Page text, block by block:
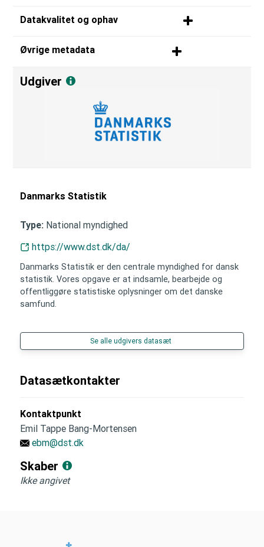
Datakvalitet og ophav
Øvrige metadata
Udgiver
Danmarks Statistik
Type: National myndighed
https://www.dst.dk/da/
Danmarks Statistik er den centrale myndighed for dansk
statistik. Vores opgave er at indsamle, bearbejde og
offentliggøre statistiske oplysninger om det danske
samfund.
Se alle udgivers datasæt
Datasætkontakter
Kontaktpunkt
Emil Tappe Bang-Mortensen
ebm@dst.dk
Skaber
Ikke angivet